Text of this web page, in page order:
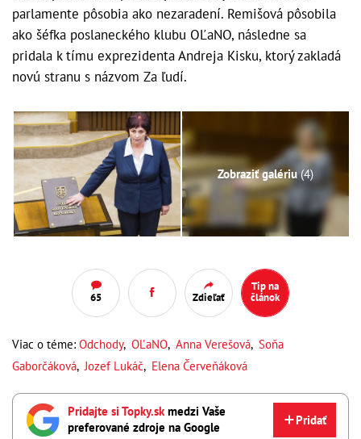
parlamente pôsobia ako nezaradení. Remišová pôsobila
ako šéfka poslaneckého klubu OĽaNO, následne sa
pridala k tímu exprezidenta Andreja Kisku, ktorý zakladá
novú stranu s názvom Za ľudí.
Zobraziť galériu(4)
65 Zdieľať
Tip na
článok
Viac o téme: Odchody, OĽaNO, Anna Verešová, Soňa
Gaborčáková,Jozef Lukáč, Elena Červeňáková
Pridajte si Topky.skmedzi Vaše
preferované zdroje na Google
Pridať